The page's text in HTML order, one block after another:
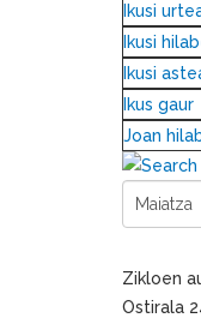
Ikusi
Ikusi
Ikusi
Ikus gaur
Joan
Zikloen
Ostirala